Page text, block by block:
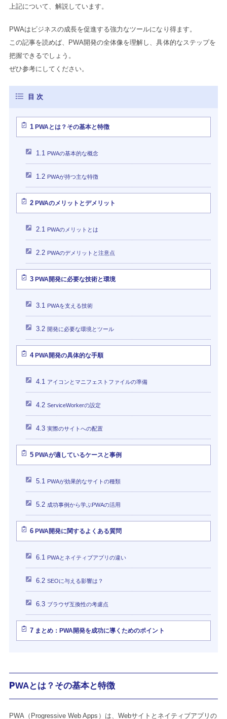
上記について、解説しています。
PWAはビジネスの成長を促進する強力なツールになり得ます。
この記事を読めば、PWA開発の全体像を理解し、具体的なステップを
把握できるでしょう。
ぜひ参考にしてください。
1PWAとは？その基本と特徴
1.1 PWAの基本的な概念
1.2 PWAが持つ主な特徴
2PWAのメリットとデメリット
2.1 PWAのメリットとは
2.2 PWAのデメリットと注意点
3PWA開発に必要な技術と環境
3.1 PWAを支える技術
3.2 開発に必要な環境とツール
4PWA開発の具体的な手順
4.1 アイコンとマニフェストファイルの準備
4.2 ServiceWorkerの設定
4.3 実際のサイトへの配置
5PWAが適しているケースと事例
5.1 PWAが効果的なサイトの種類
5.2 成功事例から学ぶPWAの活用
6PWA開発に関するよくある質問
6.1 PWAとネイティブアプリの違い
6.2 SEOに与える影響は？
6.3 ブラウザ互換性の考慮点
7まとめ：PWA開発を成功に導くためのポイント
PWAとは？その基本と特徴
PWA（Progressive Web Apps）は、Webサイトとネイティブアプリの